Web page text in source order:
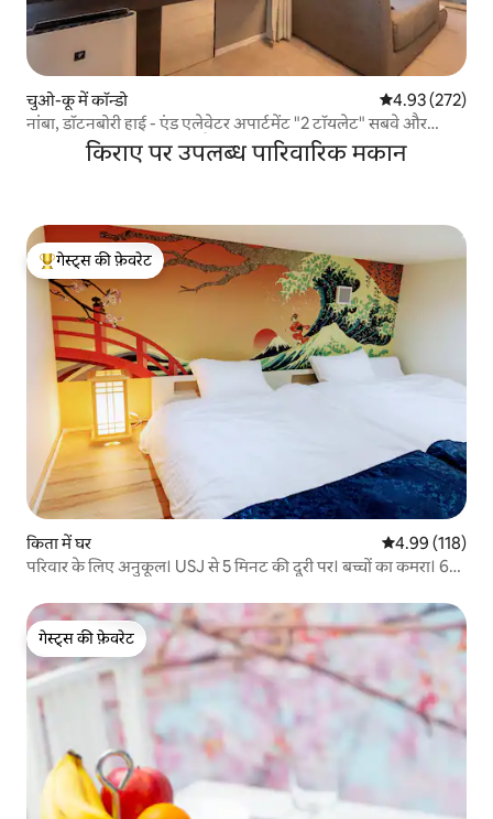
चुओ-कू में कॉन्डो औसत रेटिंग 5 में से
4.93 (272)
नांबा, डॉटनबोरी हाई - एंड एलेवेटर अपार्टमेंट "2 टॉयलेट" सबवे और
कुरोमोन मार्केट से 1 मिनट की पैदल दूरी पर 3 मिनट और शिनसाइबाशी 5
किराए पर उपलब्ध पारिवारिक मकान
गेस्ट्स का टॉप फ़ेवरेट
गेस्ट्स की फ़ेवरेट
किता में घर औसत रेटिंग 5 में से
4.99 (118)
परिवार के लिए अनुकूल। USJ से 5 मिनट की दूरी पर। बच्चों का कमरा। 6
गेस्ट्स की फ़ेवरेट
गेस्ट्स की फ़ेवरेट